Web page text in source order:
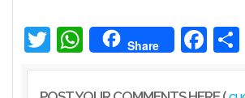
Kerala
Twitter WhatsAppShare Facebook